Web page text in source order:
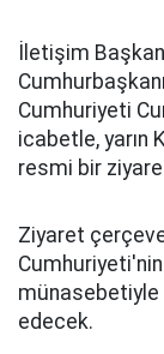
İletişim
Cumhuriyeti
icabetle, yarın
resmi bir
Ziyaret
edecek.